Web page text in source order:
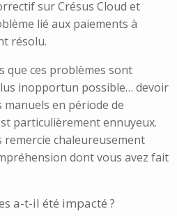
sur Crésus Cloud et
lié aux paiements à
résolu.
que ces problèmes sont
inopportun possible… devoir
en période de
particulièrement ennuyeux.
chaleureusement
dont vous avez fait
a-t-il été impacté ?